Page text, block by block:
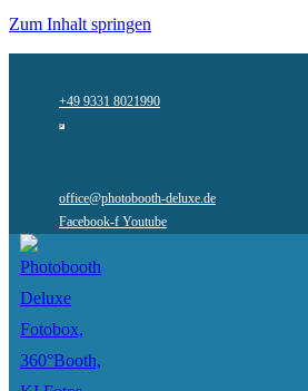
Zum Inhalt springen
+49 9331 8021990
office@photobooth-deluxe.de
Facebook-f Youtube